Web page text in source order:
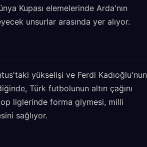
Kupası elemelerinde Arda'nın
unsurlar arasında yer alıyor.
yükselişi ve Ferdi Kadıoğlu'nun
Türk futbolunun altın çağını
liglerinde forma giymesi, milli
sağlıyor.